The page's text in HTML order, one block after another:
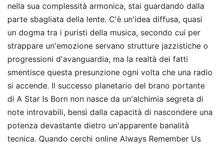
nella sua complessità armonica, stai guardando dalla
parte sbagliata della lente. C'è un'idea diffusa, quasi
un dogma tra i puristi della musica, secondo cui per
strappare un'emozione servano strutture jazzistiche o
progressioni d'avanguardia, ma la realtà dei fatti
smentisce questa presunzione ogni volta che una radio
si accende. Il successo planetario del brano portante
di A Star Is Born non nasce da un'alchimia segreta di
note introvabili, bensì dalla capacità di nascondere una
potenza devastante dietro un'apparente banalità
tecnica. Quando cerchi online Always Remember Us